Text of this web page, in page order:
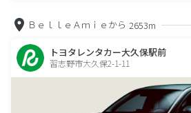
ＢｅｌｌｅＡｍｉｅから 2653m
トヨタレンタカー大久保駅前
習志野市大久保2-1-11